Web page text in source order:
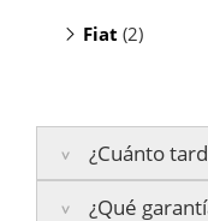
Fiat (2)
¿Cuánto
Península:
¿Qué